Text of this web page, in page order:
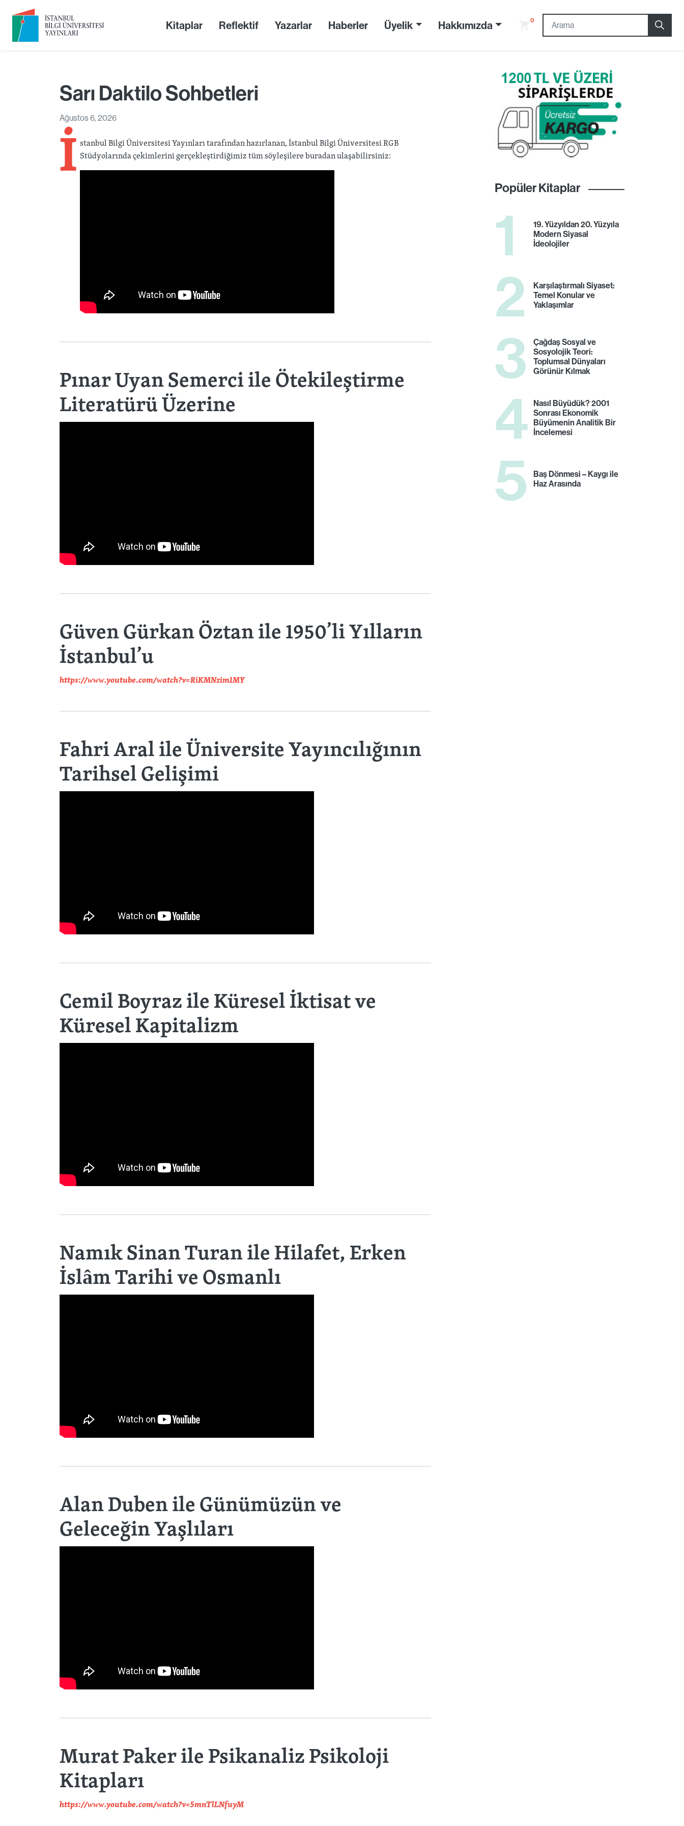
Kitaplar Reflektif Yazarlar Haberler Üyelik Hakkımızda 0
Sarı Daktilo Sohbetleri
Ağustos 6, 2026
İ stanbul Bilgi Üniversitesi Yayınları tarafından hazırlanan, İstanbul Bilgi Üniversitesi RGB
Stüdyolarında çekimlerini gerçekleştirdiğimiz tüm söyleşilere buradan ulaşabilirsiniz:
Pınar Uyan Semerci ile Ötekileştirme
Literatürü Üzerine
Güven Gürkan Öztan ile 1950’li Yılların
İstanbul’u
https://www.youtube.com/watch?v=RiKMNzim1MY
Fahri Aral ile Üniversite Yayıncılığının
Tarihsel Gelişimi
Cemil Boyraz ile Küresel İktisat ve
Küresel Kapitalizm
Namık Sinan Turan ile Hilafet, Erken
İslâm Tarihi ve Osmanlı
Alan Duben ile Günümüzün ve
Geleceğin Yaşlıları
Murat Paker ile Psikanaliz Psikoloji
Kitapları
https://www.youtube.com/watch?v=5mnTlLNfuyM
Popüler Kitaplar
1
19. Yüzyıldan 20. Yüzyıla
Modern Siyasal
İdeolojiler
2
Karşılaştırmalı Siyaset:
Temel Konular ve
Yaklaşımlar
3
Çağdaş Sosyal ve
Sosyolojik Teori:
Toplumsal Dünyaları
Görünür Kılmak
4 Nasıl Büyüdük? 2001
Sonrası Ekonomik
Büyümenin Analitik Bir
İncelemesi
5
Baş Dönmesi – Kaygı ile
Haz Arasında